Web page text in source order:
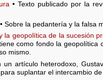
• Texto publicado por la
• Sobre la pedantería y la falsa
la geopolítica de la sucesión
como fondo la geopolítica
mismo.
un artículo heterodoxo,
suplantar el intercambio